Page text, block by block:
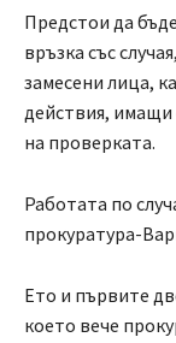
Предстои да
връзка със
замесени лица,
действия, имащи
на проверката.
Работата по
прокуратура-
Ето и първите
което вече